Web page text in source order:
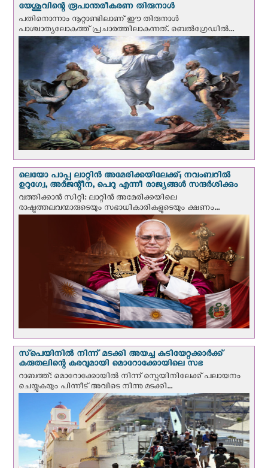
യേശുവിന്റെ രൂപാന്തരീകരണ തിരുനാള്‍
പതിനൊന്നാം നൂറ്റാണ്ടിലാണ് ഈ തിരുനാള്‍
പാശ്ചാത്യലോകത്ത് പ്രചാരത്തിലാകുന്നത്. ബെല്‍ഗ്രേഡില്‍...
ലെയോ പാപ്പ ലാറ്റിൻ അമേരിക്കയിലേക്ക്; നവംബറില്‍
ഉറുഗ്വേ, അർജന്റീന, പെറു എന്നീ രാജ്യങ്ങള്‍ സന്ദര്‍ശിക്കും
വത്തിക്കാന്‍ സിറ്റി: ലാറ്റിന്‍ അമേരിക്കയിലെ
രാഷ്ട്രത്തലവന്മാരുടെയും സഭാധികാരികളുടെയും ക്ഷണം...
സ്‌പെയിനില്‍ നിന്ന് മടക്കി അയച്ച കുടിയേറ്റക്കാര്‍ക്ക്
കരുതലിന്റെ കരവുമായി മൊറോക്കോയിലെ സഭ
റാബത്ത്: മൊറോക്കോയിൽ നിന്ന് സ്പെയിനിലേക്ക് പലായനം
ചെയ്യുകയും പിന്നീട് അവിടെ നിന്നു മടക്കി...